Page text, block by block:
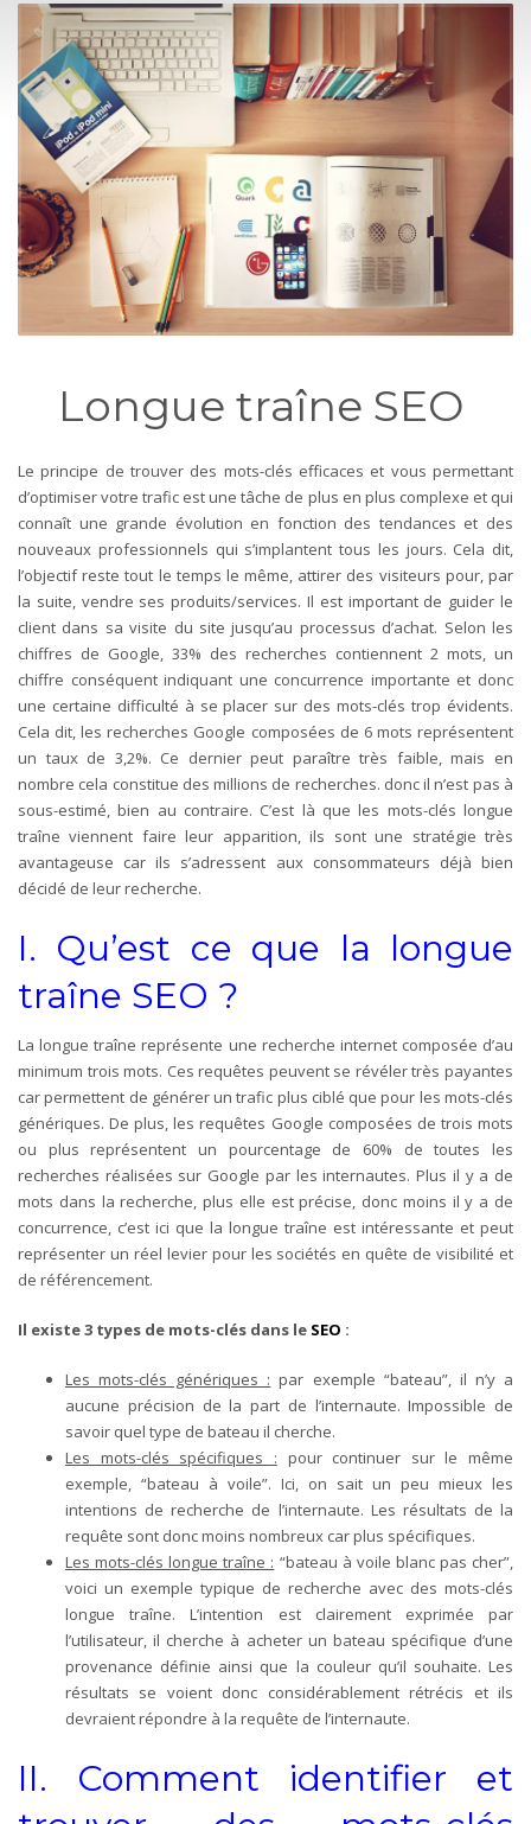
Longue traîne SEO
Le principe de trouver des mots-clés efficaces et vous permettant
d’optimiser votre trafic est une tâche de plus en plus complexe et qui
connaît une grande évolution en fonction des tendances et des
nouveaux professionnels qui s’implantent tous les jours. Cela dit,
l’objectif reste tout le temps le même, attirer des visiteurs pour, par
la suite, vendre ses produits/services. Il est important de guider le
client dans sa visite du site jusqu’au processus d’achat. Selon les
chiffres de Google, 33% des recherches contiennent 2 mots, un
chiffre conséquent indiquant une concurrence importante et donc
une certaine difficulté à se placer sur des mots-clés trop évidents.
Cela dit, les recherches Google composées de 6 mots représentent
un taux de 3,2%. Ce dernier peut paraître très faible, mais en
nombre cela constitue des millions de recherches. donc il n’est pas à
sous-estimé, bien au contraire. C’est là que les mots-clés longue
traîne viennent faire leur apparition, ils sont une stratégie très
avantageuse car ils s’adressent aux consommateurs déjà bien
décidé de leur recherche.
I. Qu’est ce que la longue
traîne SEO ?
La longue traîne représente une recherche internet composée d’au
minimum trois mots. Ces requêtes peuvent se révéler très payantes
car permettent de générer un trafic plus ciblé que pour les mots-clés
génériques. De plus, les requêtes Google composées de trois mots
ou plus représentent un pourcentage de 60% de toutes les
recherches réalisées sur Google par les internautes. Plus il y a de
mots dans la recherche, plus elle est précise, donc moins il y a de
concurrence, c’est ici que la longue traîne est intéressante et peut
représenter un réel levier pour les sociétés en quête de visibilité et
de référencement.
Il existe 3 types de mots-clés dans le SEO :
Les mots-clés génériques : par exemple “bateau”, il n’y a
aucune précision de la part de l’internaute. Impossible de
savoir quel type de bateau il cherche.
Les mots-clés spécifiques : pour continuer sur le même
exemple, “bateau à voile”. Ici, on sait un peu mieux les
intentions de recherche de l’internaute. Les résultats de la
requête sont donc moins nombreux car plus spécifiques.
Les mots-clés longue traîne : “bateau à voile blanc pas cher”,
voici un exemple typique de recherche avec des mots-clés
longue traîne. L’intention est clairement exprimée par
l’utilisateur, il cherche à acheter un bateau spécifique d’une
provenance définie ainsi que la couleur qu’il souhaite. Les
résultats se voient donc considérablement rétrécis et ils
devraient répondre à la requête de l’internaute.
II. Comment identifier et